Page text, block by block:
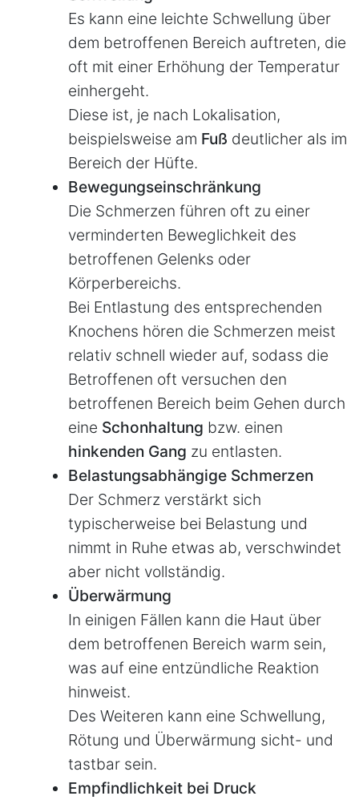
Es kann eine leichte Schwellung über
dem betroffenen Bereich auftreten, die
oft mit einer Erhöhung der Temperatur
einhergeht.
Diese ist, je nach Lokalisation,
beispielsweise am Fuß deutlicher als im
Bereich der Hüfte.
Bewegungseinschränkung
Die Schmerzen führen oft zu einer
verminderten Beweglichkeit des
betroffenen Gelenks oder
Körperbereichs.
Bei Entlastung des entsprechenden
Knochens hören die Schmerzen meist
relativ schnell wieder auf, sodass die
Betroffenen oft versuchen den
betroffenen Bereich beim Gehen durch
eine Schonhaltung bzw. einen
hinkenden Gang zu entlasten.
Belastungsabhängige Schmerzen
Der Schmerz verstärkt sich
typischerweise bei Belastung und
nimmt in Ruhe etwas ab, verschwindet
aber nicht vollständig.
Überwärmung
In einigen Fällen kann die Haut über
dem betroffenen Bereich warm sein,
was auf eine entzündliche Reaktion
hinweist.
Des Weiteren kann eine Schwellung,
Rötung und Überwärmung sicht- und
tastbar sein.
Empfindlichkeit bei Druck